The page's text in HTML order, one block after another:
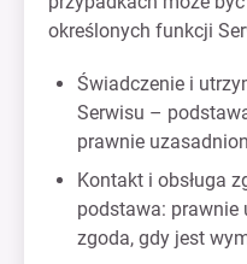
określonych funkcji
Świadczenie i
Serwisu –
prawnie
Kontakt i obsługa
podstawa: prawnie
zgoda, gdy jest